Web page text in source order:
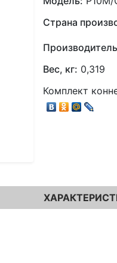
Страна
Вес, кг: 0,319
Комплект